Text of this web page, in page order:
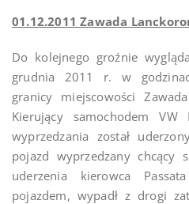
01.12.2011 Zawada
Do kolejnego groźnie
grudnia 2011 r. w
granicy miejscowości
Kierujący samochodem VW
wyprzedzania został
pojazd wyprzedzany
uderzenia kierowca
pojazdem, wypadł z drogi